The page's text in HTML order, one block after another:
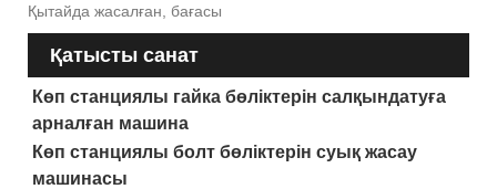
Қытайда жасалған, бағасы
Қатысты санат
Көп станциялы гайка бөліктерін салқындатуға
арналған машина
Көп станциялы болт бөліктерін суық жасау
машинасы